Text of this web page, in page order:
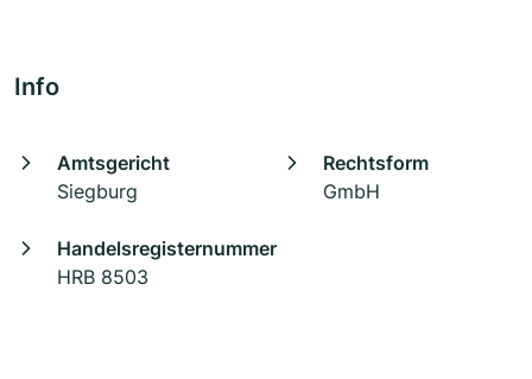
Info
Amtsgericht
Siegburg
Rechtsform
GmbH
Handelsregisternummer
HRB 8503